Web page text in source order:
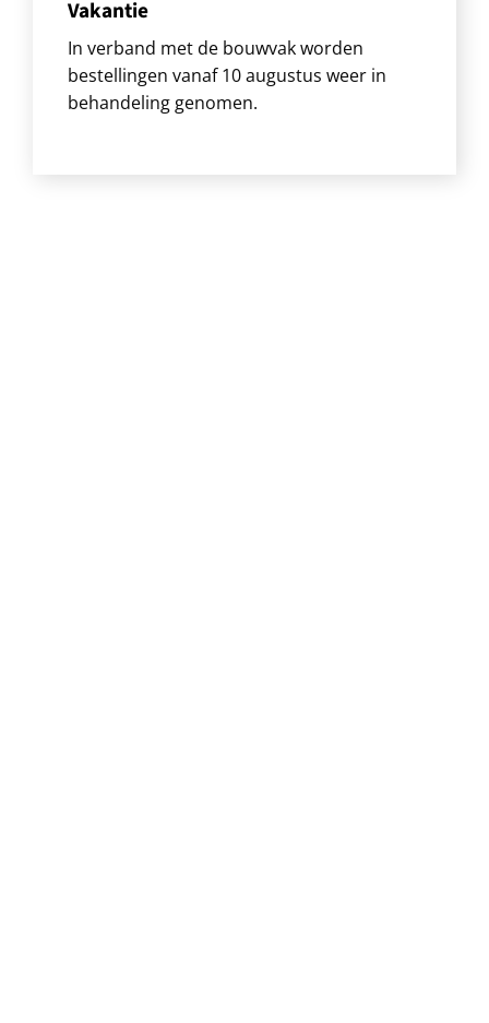
Vakantie
In verband met de bouwvak worden
bestellingen vanaf 10 augustus weer in
behandeling genomen.